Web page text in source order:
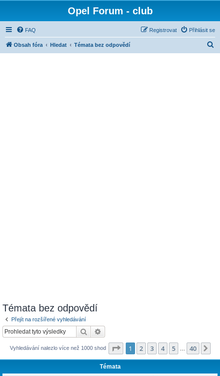
Opel Forum - club
FAQ Přihlásit se
Registrovat
Obsah fóra Hledat Témata bez odpovědí
Témata bez odpovědí
Přejít na rozšířené vyhledávání
Hledat
Vyhledávání nalezlo více než 1000 shod Stránka z 40
1 2 3 4 5 40
Témata